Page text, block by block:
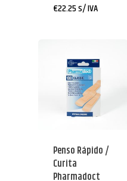
€22.25s/ IVA
Penso Rápido /
Curita
Pharmadoct